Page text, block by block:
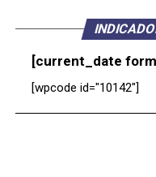
[current_date
[wpcode id="10142"]